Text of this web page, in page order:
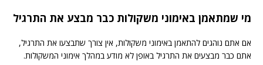
מי שמתאמן באימוני משקולות כבר מבצע את התרגיל
אם אתם נוהגים להתאמן באימוני משקולות, אין צורך שתבצעו את התרגיל,
אתם כבר מבצעים את התרגיל באופן לא מודע במהלך אימוני המשקולות.